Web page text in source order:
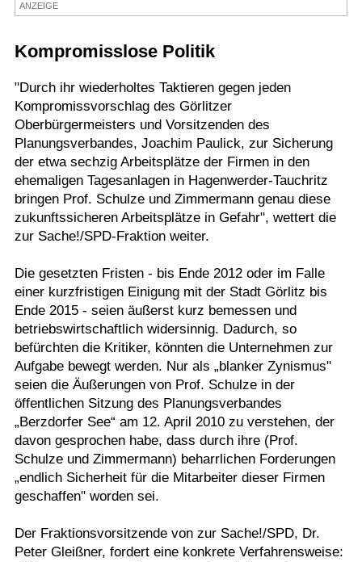
ANZEIGE
Kompromisslose Politik
"Durch ihr wiederholtes Taktieren gegen jeden
Kompromissvorschlag des Görlitzer
Oberbürgermeisters und Vorsitzenden des
Planungsverbandes, Joachim Paulick, zur Sicherung
der etwa sechzig Arbeitsplätze der Firmen in den
ehemaligen Tagesanlagen in Hagenwerder-Tauchritz
bringen Prof. Schulze und Zimmermann genau diese
zukunftssicheren Arbeitsplätze in Gefahr", wettert die
zur Sache!/SPD-Fraktion weiter.
Die gesetzten Fristen - bis Ende 2012 oder im Falle
einer kurzfristigen Einigung mit der Stadt Görlitz bis
Ende 2015 - seien äußerst kurz bemessen und
betriebswirtschaftlich widersinnig. Dadurch, so
befürchten die Kritiker, könnten die Unternehmen zur
Aufgabe bewegt werden. Nur als „blanker Zynismus"
seien die Äußerungen von Prof. Schulze in der
öffentlichen Sitzung des Planungsverbandes
„Berzdorfer See“ am 12. April 2010 zu verstehen, der
davon gesprochen habe, dass durch ihre (Prof.
Schulze und Zimmermann) beharrlichen Forderungen
„endlich Sicherheit für die Mitarbeiter dieser Firmen
geschaffen" worden sei.
Der Fraktionsvorsitzende von zur Sache!/SPD, Dr.
Peter Gleißner, fordert eine konkrete Verfahrensweise: